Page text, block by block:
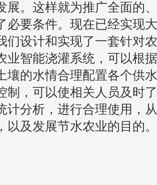
展。这样就为推广全面的
必要条件。现在已经实现
们设计和实现了一套针对
业智能浇灌系统，可以根
壤的水情合理配置各个供
制，可以使相关人员及时
计分析，进行合理使用，
以及发展节水农业的目的。